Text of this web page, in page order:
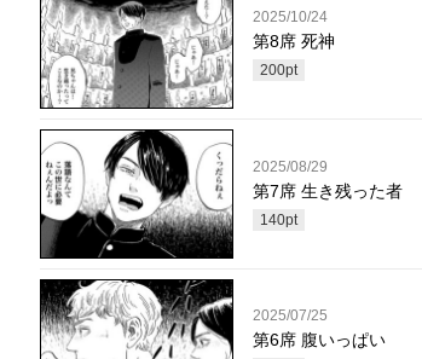
2025/10/24
第8席 死神
200pt
2025/08/29
第7席 生き残った者
140pt
2025/07/25
第6席 腹いっぱい